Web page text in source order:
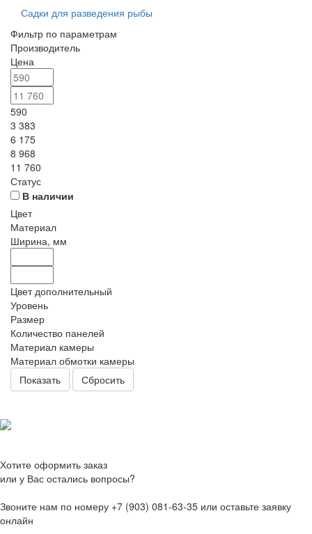
Садки для разведения рыбы
Фильтр по параметрам
Производитель
Цена
590
3 383
6 175
8 968
11 760
Статус
В наличии
Цвет
Материал
Ширина, мм
Цвет дополнительный
Уровень
Размер
Количество панелей
Материал камеры
Материал обмотки камеры
Сбросить
Хотите оформить заказ
или у Вас остались вопросы?
Звоните нам по номеру +7 (903) 081-63-35 или оставьте заявку
онлайн